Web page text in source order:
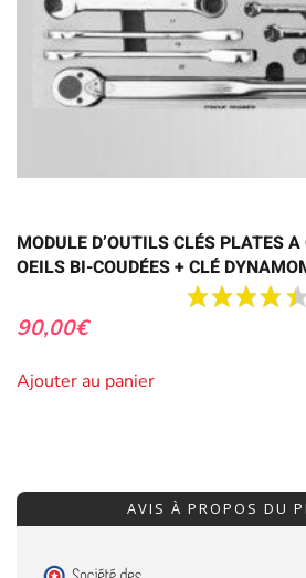
MODULE D’OUTILS CLÉS PLATES
OEILS BI-COUDÉES + CLÉ
90,00€
Ajouter au panier
AVIS À PROPOS DU